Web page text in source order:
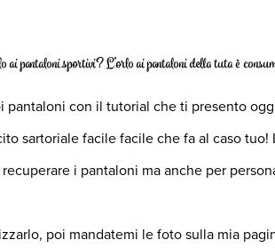
pantaloni sportivi? L’orlo ai pantaloni della tuta è
pantaloni con il tutorial che ti presento
sartoriale facile facile che fa al caso
recuperare i pantaloni ma anche per
poi mandatemi le foto sulla mia